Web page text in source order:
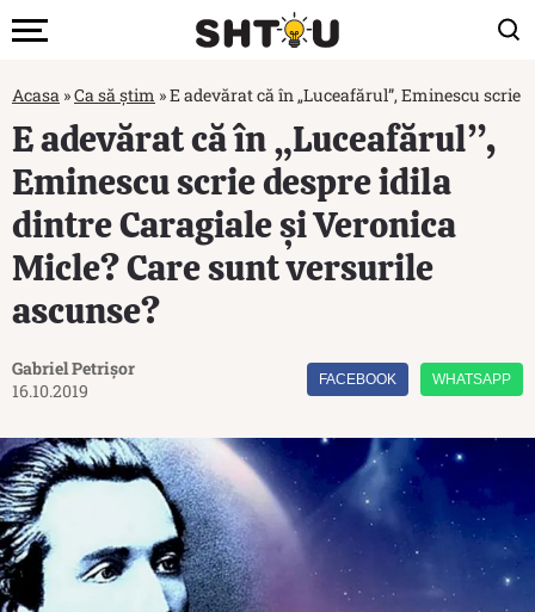
Acasa »Ca să știm »E adevărat că în „Luceafărul”, Eminescu
E adevărat că în „Luceafărul”,
Eminescu scrie despre idila
dintre Caragiale și Veronica
Micle? Care sunt versurile
ascunse?
Gabriel Petrișor
16.10.2019
FACEBOOK WHATSAPP